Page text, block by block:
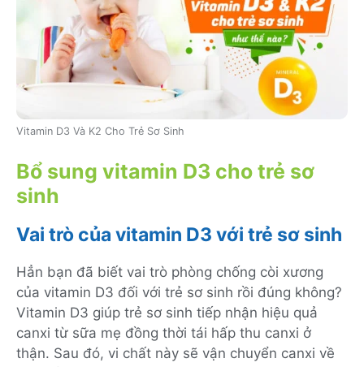
Vitamin D3 Và K2 Cho Trẻ Sơ Sinh
Bổ sung vitamin D3 cho trẻ sơ
sinh
Vai trò của vitamin D3 với trẻ sơ sinh
Hẳn bạn đã biết vai trò phòng chống còi xương
của vitamin D3 đối với trẻ sơ sinh rồi đúng không?
Vitamin D3 giúp trẻ sơ sinh tiếp nhận hiệu quả
canxi từ sữa mẹ đồng thời tái hấp thu canxi ở
thận. Sau đó, vi chất này sẽ vận chuyển canxi về